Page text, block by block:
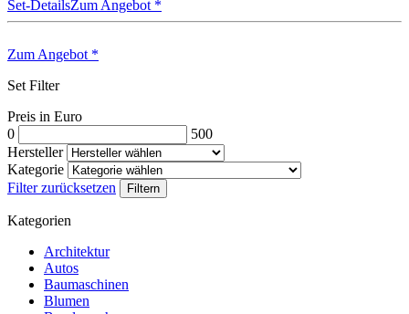
Set-DetailsZum Angebot *
Zum Angebot *
Set Filter
Preis in Euro
0
500
Hersteller
Kategorie
Filter zurücksetzen
Filtern
Kategorien
Architektur
Autos
Baumaschinen
Blumen